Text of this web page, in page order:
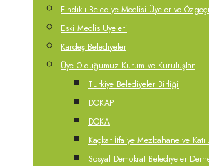
Fındıklı Belediye Meclisi Üyeler ve
Eski Meclis Üyeleri
Kardeş Belediyeler
Üye Olduğumuz Kurum ve Kuruluşlar
Türkiye Belediyeler Birliği
DOKAP
DOKA
Kaçkar İtfaiye Mezbahane ve Katı
Sosyal Demokrat Belediyeler